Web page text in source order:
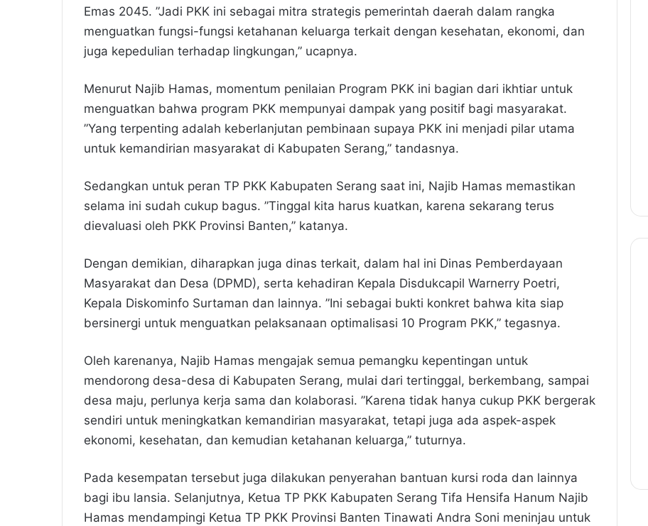
Emas 2045. ”Jadi PKK ini sebagai mitra strategis pemerintah daerah dalam rangka
menguatkan fungsi-fungsi ketahanan keluarga terkait dengan kesehatan, ekonomi, dan
juga kepedulian terhadap lingkungan,” ucapnya.
Menurut Najib Hamas, momentum penilaian Program PKK ini bagian dari ikhtiar untuk
menguatkan bahwa program PKK mempunyai dampak yang positif bagi masyarakat.
”Yang terpenting adalah keberlanjutan pembinaan supaya PKK ini menjadi pilar utama
untuk kemandirian masyarakat di Kabupaten Serang,” tandasnya.
Sedangkan untuk peran TP PKK Kabupaten Serang saat ini, Najib Hamas memastikan
selama ini sudah cukup bagus. ”Tinggal kita harus kuatkan, karena sekarang terus
dievaluasi oleh PKK Provinsi Banten,” katanya.
Dengan demikian, diharapkan juga dinas terkait, dalam hal ini Dinas Pemberdayaan
Masyarakat dan Desa (DPMD), serta kehadiran Kepala Disdukcapil Warnerry Poetri,
Kepala Diskominfo Surtaman dan lainnya. ”Ini sebagai bukti konkret bahwa kita siap
bersinergi untuk menguatkan pelaksanaan optimalisasi 10 Program PKK,” tegasnya.
Oleh karenanya, Najib Hamas mengajak semua pemangku kepentingan untuk
mendorong desa-desa di Kabupaten Serang, mulai dari tertinggal, berkembang, sampai
desa maju, perlunya kerja sama dan kolaborasi. ”Karena tidak hanya cukup PKK bergerak
sendiri untuk meningkatkan kemandirian masyarakat, tetapi juga ada aspek-aspek
ekonomi, kesehatan, dan kemudian ketahanan keluarga,” tuturnya.
Pada kesempatan tersebut juga dilakukan penyerahan bantuan kursi roda dan lainnya
bagi ibu lansia. Selanjutnya, Ketua TP PKK Kabupaten Serang Tifa Hensifa Hanum Najib
Hamas mendampingi Ketua TP PKK Provinsi Banten Tinawati Andra Soni meninjau untuk